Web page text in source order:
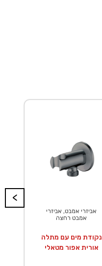
אביזרי אמבט, אביזרי
אמבט רחצה
נקודת מים עם מתלה
אורית אפור מטאלי
<